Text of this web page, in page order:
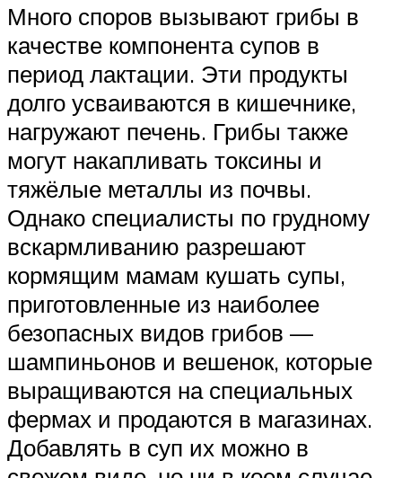
Много споров вызывают грибы в
качестве компонента супов в
период лактации. Эти продукты
долго усваиваются в кишечнике,
нагружают печень. Грибы также
могут накапливать токсины и
тяжёлые металлы из почвы.
Однако специалисты по грудному
вскармливанию разрешают
кормящим мамам кушать супы,
приготовленные из наиболее
безопасных видов грибов —
шампиньонов и вешенок, которые
выращиваются на специальных
фермах и продаются в магазинах.
Добавлять в суп их можно в